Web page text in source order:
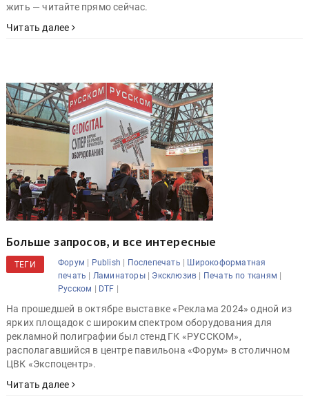
жить — читайте прямо сейчас.
Читать далее
Больше запросов, и все интересные
ТЕГИ Форум | Publish | Послепечать | Широкоформатная
печать | Ламинаторы| Эксклюзив | Печать по тканям |
Русском | DTF |
На прошедшей в октябре выставке «Реклама 2024» одной из
ярких площадок с широким спектром оборудования для
рекламной полиграфии был стенд ГК «РУССКОМ»,
располагавшийся в центре павильона «Форум» в столичном
ЦВК «Экспоцентр».
Читать далее